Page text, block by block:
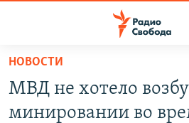
упрощенного
доступа
ПОДКАСТЫ
НОВОСТИ
МВД не хотело
минировании во